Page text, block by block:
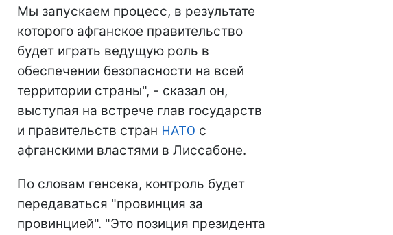
Мы запускаем процесс, в результате
которого афганское правительство
будет играть ведущую роль в
обеспечении безопасности на всей
территории страны", - сказал он,
выступая на встрече глав государств
и правительств стран НАТО с
афганскими властями в Лиссабоне.
По словам генсека, контроль будет
передаваться "провинция за
провинцией". "Это позиция президента